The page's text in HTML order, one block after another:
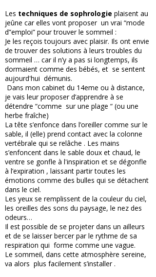
Les techniques de sophrologie plaisent au
jeûne car elles vont proposer un vrai “mode
d”emploi” pour trouver le sommeil :
Je les reçois toujours avec plaisir. Ils ont envie
de trouver des solutions à leurs troubles du
sommeil … car il n’y a pas si longtemps, ils
dormaient comme des bébés, et se sentent
aujourd'hui démunis.
Dans mon cabinet du 14eme ou à distance,
je vais leur proposer d’apprendre à se
détendre “comme sur une plage “ (ou une
herbe fraîche)
La tête s’enfonce dans l’oreiller comme sur le
sable, il (elle) prend contact avec la colonne
vertébrale qui se relâche . Les mains
s’enfoncent dans le sable doux et chaud, le
ventre se gonfle à l'inspiration et se dégonfle
à l’expiration , laissant partir toutes les
émotions comme des bulles qui se détachent
dans le ciel.
Les yeux se remplissent de la couleur du ciel,
les oreilles des sons du paysage, le nez des
odeurs…
Il est possible de se projeter dans un ailleurs
et de se laisser bercer par le rythme de sa
respiration qui forme comme une vague.
Le sommeil, dans cette atmosphère sereine,
va alors plus facilement s’installer .